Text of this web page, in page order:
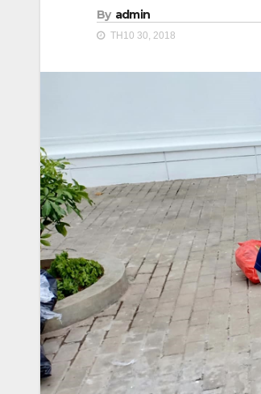
By admin
TH10 30, 2018